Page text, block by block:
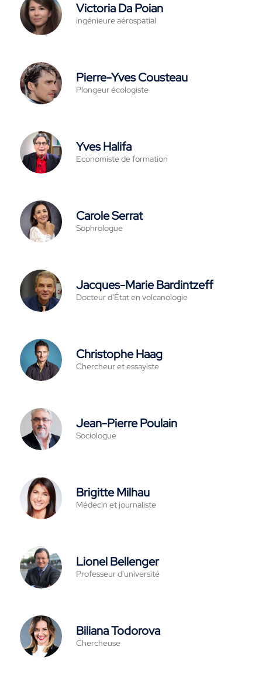
Victoria Da Poian
ingénieure aérospatial
Pierre-Yves Cousteau
Plongeur écologiste
Yves Halifa
Economiste de formation
Carole Serrat
Sophrologue
Jacques-Marie Bardintzeff
Docteur d'État en volcanologie
Christophe Haag
Chercheur et essayiste
Jean-Pierre Poulain
Sociologue
Brigitte Milhau
Médecin et journaliste
Lionel Bellenger
Professeur d'université
Biliana Todorova
Chercheuse